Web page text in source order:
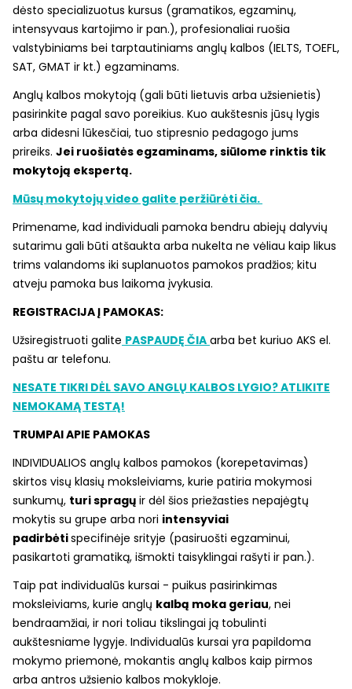
dėsto specializuotus kursus (gramatikos, egzaminų,
intensyvaus kartojimo ir pan.), profesionaliai ruošia
valstybiniams bei tarptautiniams anglų kalbos (IELTS, TOEFL,
SAT, GMAT ir kt.) egzaminams.
Anglų kalbos mokytoją (gali būti lietuvis arba užsienietis)
pasirinkite pagal savo poreikius. Kuo aukštesnis jūsų lygis
arba didesni lūkesčiai, tuo stipresnio pedagogo jums
prireiks. Jei ruošiatės egzaminams, siūlome rinktis tik
mokytoją ekspertą.
Mūsų mokytojų video galite peržiūrėti čia.
Primename, kad individuali pamoka bendru abiejų dalyvių
sutarimu gali būti atšaukta arba nukelta ne vėliau kaip likus
trims valandoms iki suplanuotos pamokos pradžios; kitu
atveju pamoka bus laikoma įvykusia.
REGISTRACIJA Į PAMOKAS:
Užsiregistruoti galite PASPAUDĘ ČIA arba bet kuriuo AKS el.
paštu ar telefonu.
NESATE TIKRI DĖL SAVO ANGLŲ KALBOS LYGIO? ATLIKITE
NEMOKAMĄ TESTĄ!
TRUMPAI APIE PAMOKAS
INDIVIDUALIOS anglų kalbos pamokos (korepetavimas)
skirtos visų klasių moksleiviams, kurie patiria mokymosi
sunkumų, turi spragų ir dėl šios priežasties nepajėgtų
mokytis su grupe arba nori intensyviai
padirbėtispecifinėje srityje (pasiruošti egzaminui,
pasikartoti gramatiką, išmokti taisyklingai rašyti ir pan.).
Taip pat individualūs kursai - puikus pasirinkimas
moksleiviams, kurie anglų kalbą moka geriau, nei
bendraamžiai, ir nori toliau tikslingai ją tobulinti
aukštesniame lygyje. Individualūs kursai yra papildoma
mokymo priemonė, mokantis anglų kalbos kaip pirmos
arba antros užsienio kalbos mokykloje.